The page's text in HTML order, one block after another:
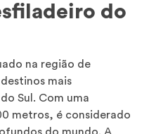
do
na região de
mais
Sul. Com uma
metros, é considerado
do mundo. A